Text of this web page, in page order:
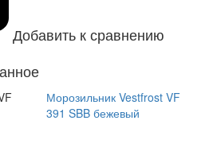
Добавить к сравнению
Морозильник Vestfrost VF
391 SBB бежевый